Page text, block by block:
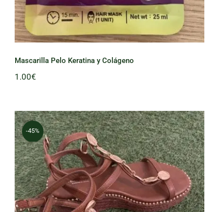
Mascarilla Pelo Keratina y Colágeno
1.00€
-45%